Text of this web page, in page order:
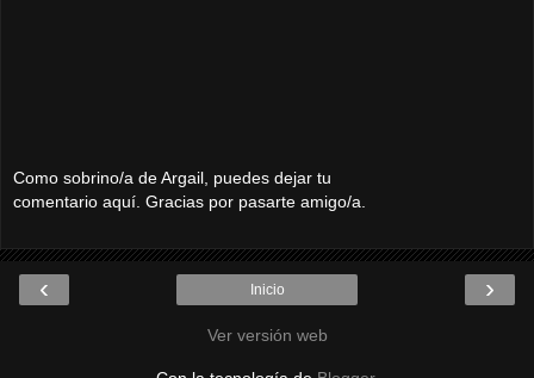
Como sobrino/a de Argail, puedes dejar tu
comentario aquí. Gracias por pasarte amigo/a.
‹ ›
Inicio
Ver versión web